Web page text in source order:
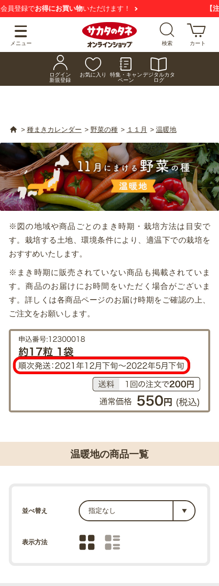
【注意喚起】悪質な偽サイトにご注意ください
メニュー 検索 カート
ログイン
新規登録
お気に入り
特集・キャン
ペーン
デジタルカタ
ログ
> 種まきカレンダー > 野菜の種 > １１月 > 温暖地
※図の地域や商品ごとのまき時期・栽培方法は目安で
す。栽培する土地、環境条件により、適温下での栽培を
おすすめいたします。
※まき時期に販売されていない商品も掲載されていま
す。商品のお届けにお時間をいただく場合がございま
す。詳しくは各商品ページのお届け時期をご確認の上、
ご注文をお願いします。
温暖地の商品一覧
並べ替え
表示方法